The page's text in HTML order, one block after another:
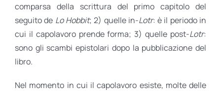
comparsa della scrittura del primo capitolo del
seguito de Lo Hobbit; 2) quelle in-Lotr: è il periodo in
cui il capolavoro prende forma; 3) quelle post-Lotr:
sono gli scambi epistolari dopo la pubblicazione del
libro.
Nel momento in cui il capolavoro esiste, molte delle